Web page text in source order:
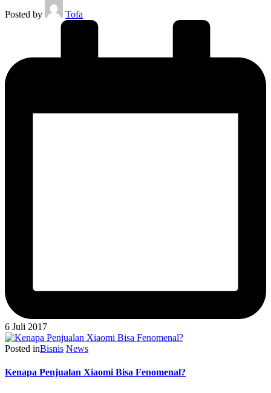
Posted by
Tofa
6 Juli 2017
Posted inBisnis News
Kenapa Penjualan Xiaomi Bisa Fenomenal?